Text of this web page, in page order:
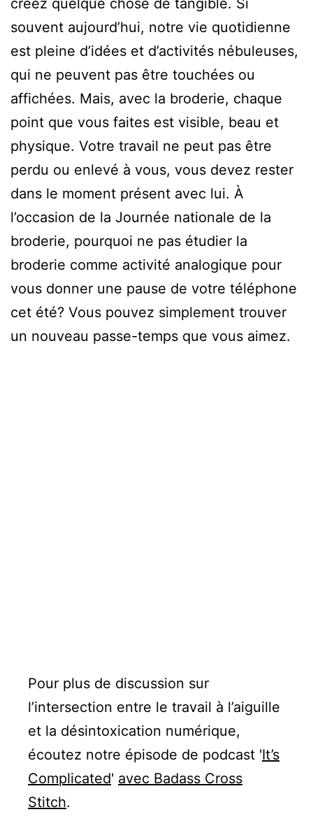
créez quelque chose de tangible. Si
souvent aujourd’hui, notre vie quotidienne
est pleine d’idées et d’activités nébuleuses,
qui ne peuvent pas être touchées ou
affichées. Mais, avec la broderie, chaque
point que vous faites est visible, beau et
physique. Votre travail ne peut pas être
perdu ou enlevé à vous, vous devez rester
dans le moment présent avec lui. À
l’occasion de la Journée nationale de la
broderie, pourquoi ne pas étudier la
broderie comme activité analogique pour
vous donner une pause de votre téléphone
cet été? Vous pouvez simplement trouver
un nouveau passe-temps que vous aimez.
Pour plus de discussion sur
l’intersection entre le travail à l’aiguille
et la désintoxication numérique,
écoutez notre épisode de podcast 'It’s
Complicated' avec Badass Cross
Stitch.